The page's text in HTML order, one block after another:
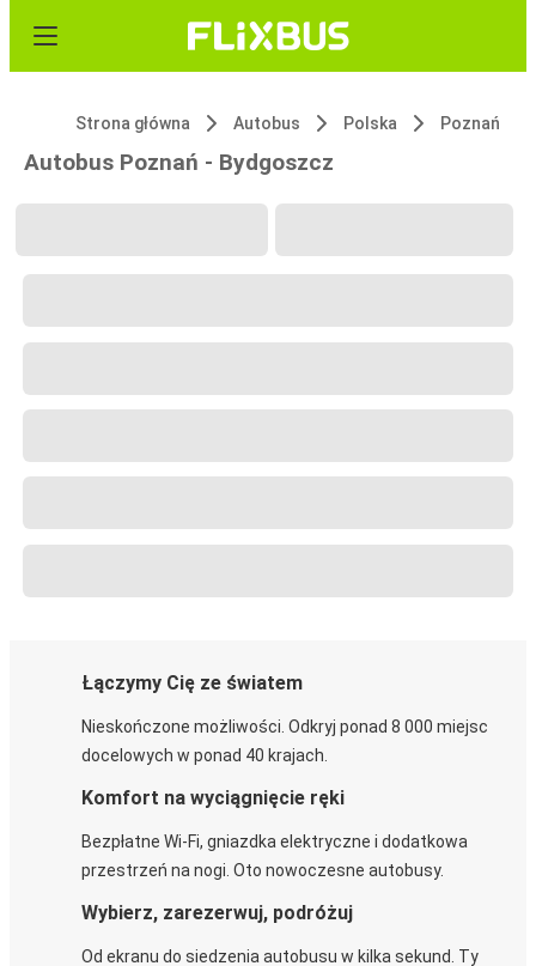
Strona główna Autobus Polska Poznań
Autobus Poznań - Bydgoszcz
Łączymy Cię ze światem
Nieskończone możliwości. Odkryj ponad 8 000 miejsc
docelowych w ponad 40 krajach.
Komfort na wyciągnięcie ręki
Bezpłatne Wi-Fi, gniazdka elektryczne i dodatkowa
przestrzeń na nogi. Oto nowoczesne autobusy.
Wybierz, zarezerwuj, podróżuj
Od ekranu do siedzenia autobusu w kilka sekund. Ty